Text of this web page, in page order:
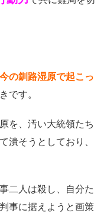
今の釧路湿原で起こっ
です。
を、汚い大統領たち
潰そうとしており、
二人は殺し、自分た
事に据えようと画策